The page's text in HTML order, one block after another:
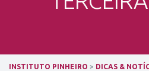
INSTITUTO PINHEIRO > DICAS &